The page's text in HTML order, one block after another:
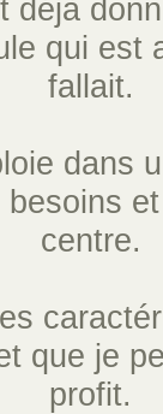
déjà
qui est
fallait.
dans
centre.
que je
profit.